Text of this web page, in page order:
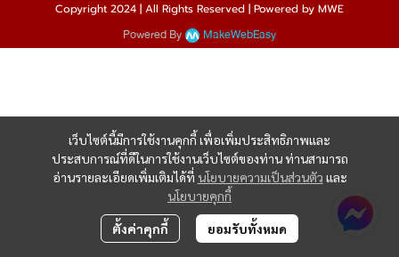
เว็บไซต์นี้มีการใช้งานคุกกี้ เพื่อเพิ่มประสิทธิภาพและ
ประสบการณ์ที่ดีในการใช้งานเว็บไซต์ของท่าน ท่านสามารถ
อ่านรายละเอียดเพิ่มเติมได้ที่ นโยบายความเป็นส่วนตัว และ
นโยบายคุกกี้
ตั้งค่าคุกกี้ ยอมรับทั้งหมด
Copyright 2024 | All Rights Reserved | Powered by MWE
Powered By MakeWebEasy